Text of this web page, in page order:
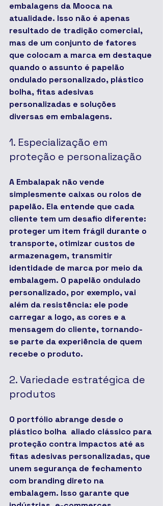
embalagens da Mooca na
atualidade. Isso não é apenas
resultado de tradição comercial,
mas de um conjunto de fatores
que colocam a marca em destaque
quando o assunto é papelão
ondulado personalizado, plástico
bolha, fitas adesivas
personalizadas e soluções
diversas em embalagens.
1. Especialização em
proteção e personalização
A Embalapak não vende
simplesmente caixas ou rolos de
papelão. Ela entende que cada
cliente tem um desafio diferente:
proteger um item frágil durante o
transporte, otimizar custos de
armazenagem, transmitir
identidade de marca por meio da
embalagem. O papelão ondulado
personalizado, por exemplo, vai
além da resistência: ele pode
carregar a logo, as cores e a
mensagem do cliente, tornando-
se parte da experiência de quem
recebe o produto.
2. Variedade estratégica de
produtos
O portfólio abrange desde o
plástico bolha aliado clássico para
proteção contra impactos até as
fitas adesivas personalizadas, que
unem segurança de fechamento
com branding direto na
embalagem. Isso garante que